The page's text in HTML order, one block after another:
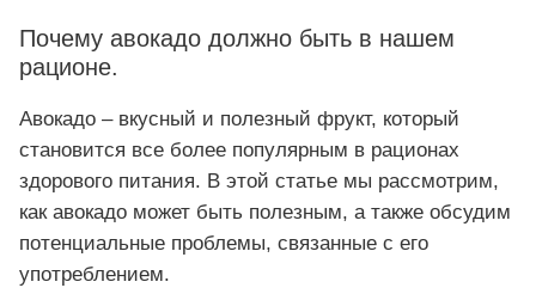
Почему авокадо должно быть в нашем
рационе.
Авокадо – вкусный и полезный фрукт, который
становится все более популярным в рационах
здорового питания. В этой статье мы рассмотрим,
как авокадо может быть полезным, а также обсудим
потенциальные проблемы, связанные с его
употреблением.